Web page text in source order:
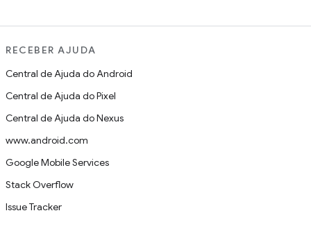
RECEBER AJUDA
Central de Ajuda do Android
Central de Ajuda do Pixel
Central de Ajuda do Nexus
www.android.com
Google Mobile Services
Stack Overflow
Issue Tracker